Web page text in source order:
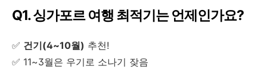
Q1. 싱가포르 여행 최적기는 언제인가요?
✅ 건기(4~10월) 추천!
✅ 11~3월은 우기로 소나기 잦음